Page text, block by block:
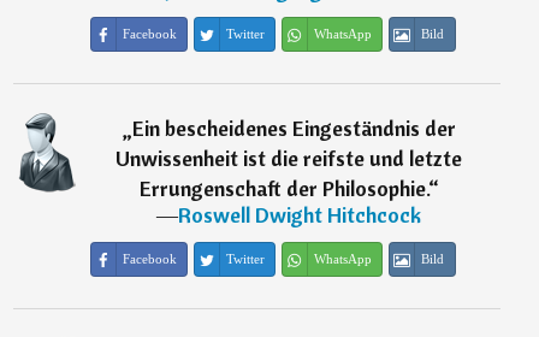
Facebook Twitter WhatsApp Bild
„Ein bescheidenes Eingeständnis der
Unwissenheit ist die reifste und letzte
Errungenschaft der Philosophie.“
―Roswell Dwight Hitchcock
Facebook Twitter WhatsApp Bild